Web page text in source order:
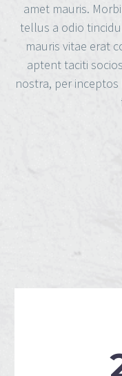
amet mauris.
tellus a odio
mauris vitae erat
aptent taciti
nostra, per